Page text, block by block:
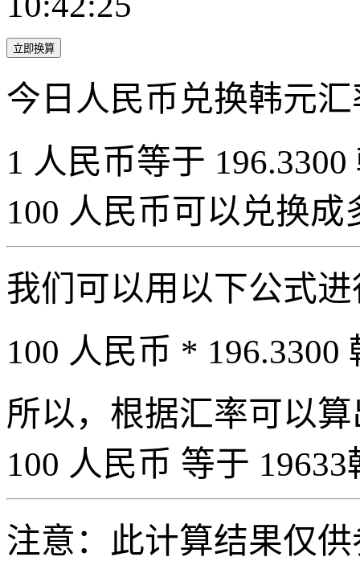
立即换算
今日人民币兑换韩元
1 人民币等于
100 人民币可以兑换成
我们可以用以下公式
100 人民币 * 196.3300
所以，根据汇率可以
100 人民币 等于
注意：此计算结果仅